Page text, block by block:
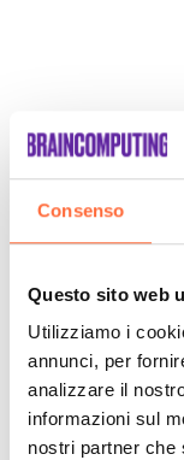
Consenso
Questo sito web
Utilizziamo i
annunci, per
analizzare il
informazioni sul
nostri partner che